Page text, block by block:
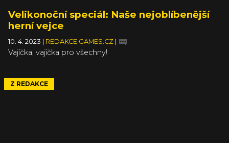
Velikonoční speciál: Naše nejoblíbenější
herní vejce
10. 4. 2023 REDAKCE GAMES.CZ
Vajíčka, vajíčka pro všechny!
Z REDAKCE